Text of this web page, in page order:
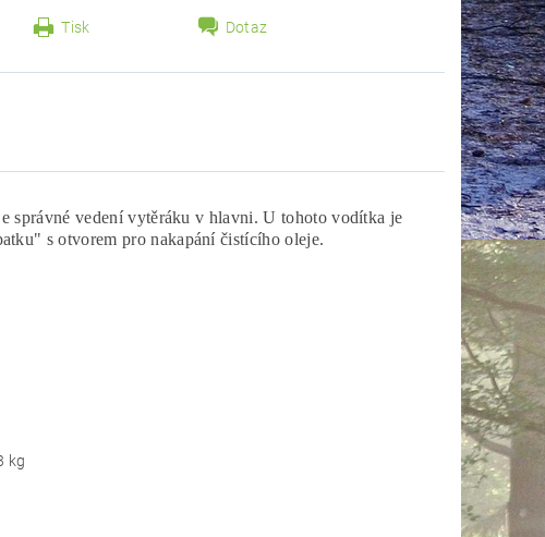
Tisk Dotaz
správné vedení vytěráku v hlavni. U tohoto vodítka je
s otvorem pro nakapání čistícího oleje.
kg